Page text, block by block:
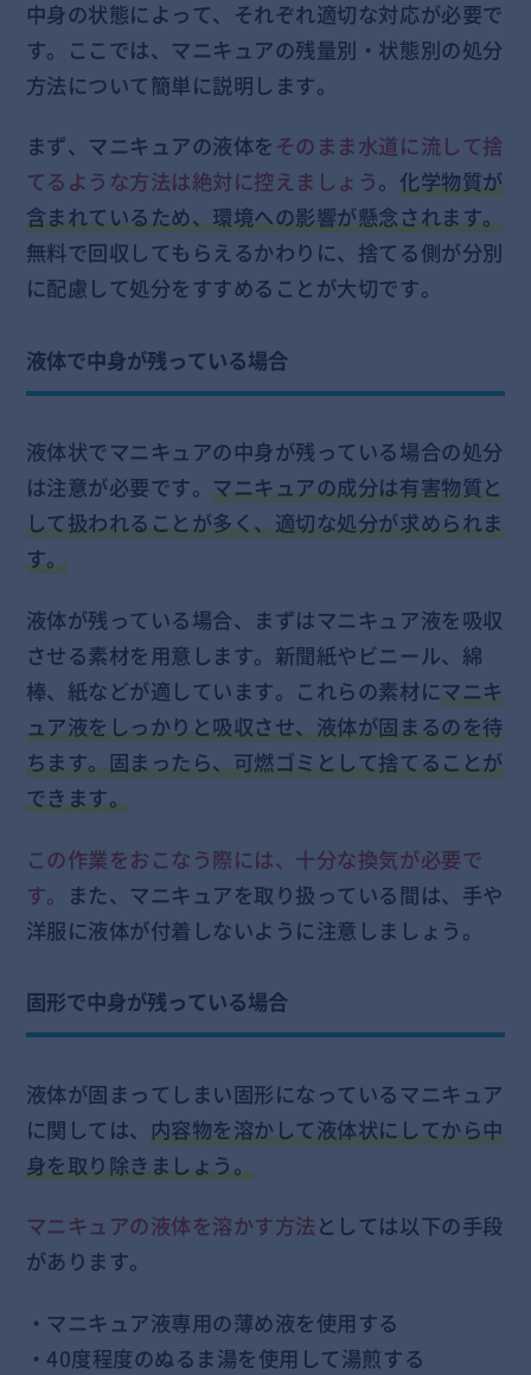
中身の状態によって、それぞれ適切な対応が必要で
す。ここでは、マニキュアの残量別・状態別の処分
方法について簡単に説明します。
まず、マニキュアの液体をそのまま水道に流して捨
てるような方法は絶対に控えましょう。化学物質が
含まれているため、環境への影響が懸念されます。
無料で回収してもらえるかわりに、捨てる側が分別
に配慮して処分をすすめることが大切です。
液体で中身が残っている場合
液体状でマニキュアの中身が残っている場合の処分
は注意が必要です。マニキュアの成分は有害物質と
して扱われることが多く、適切な処分が求められま
す。
液体が残っている場合、まずはマニキュア液を吸収
させる素材を用意します。新聞紙やビニール、綿
棒、紙などが適しています。これらの素材にマニキ
ュア液をしっかりと吸収させ、液体が固まるのを待
ちます。固まったら、可燃ゴミとして捨てることが
できます。
この作業をおこなう際には、十分な換気が必要で
す。 また、マニキュアを取り扱っている間は、手や
洋服に液体が付着しないように注意しましょう。
固形で中身が残っている場合
液体が固まってしまい固形になっているマニキュア
に関しては、 内容物を溶かして液体状にしてから中
身を取り除きましょう。
マニキュアの液体を溶かす方法としては以下の手段
があります。
・マニキュア液専用の薄め液を使用する
・40度程度のぬるま湯を使用して湯煎する